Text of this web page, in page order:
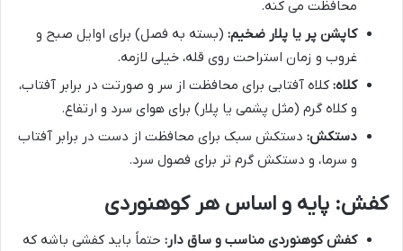
محافظت می کنه.
کاپشن پر یا پلار ضخیم: (بسته به فصل) برای اوایل صبح و
غروب و زمان استراحت روی قله، خیلی لازمه.
کلاه: کلاه آفتابی برای محافظت از سر و صورتت در برابر آفتاب،
و کلاه گرم (مثل پشمی یا پلار) برای هوای سرد و ارتفاع.
دستکش: دستکش سبک برای محافظت از دست در برابر آفتاب
و سرما، و دستکش گرم تر برای فصول سرد.
کفش: پایه و اساس هر کوهنوردی
کفش کوهنوردی مناسب و ساق دار: حتماً باید کفشی باشه که